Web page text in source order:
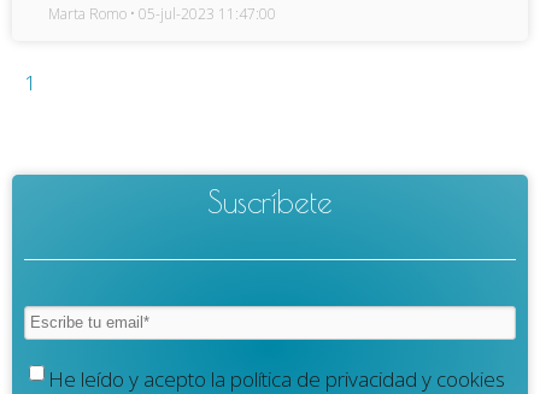
Marta Romo 05-jul-2023 11:47:00
1
Suscríbete
He leído y acepto la política de privacidad y cookies